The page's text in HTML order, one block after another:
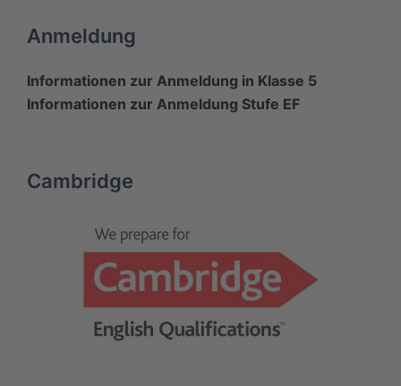
Anmeldung
Informationen zur Anmeldung in Klasse 5
Informationen zur Anmeldung Stufe EF
Cambridge